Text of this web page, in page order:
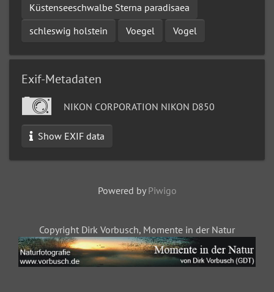
Küstenseeschwalbe Sterna paradisaea
schleswig holstein
Voegel Vogel
Exif-Metadaten
NIKON CORPORATION NIKON D850
Show EXIF data
Powered by Piwigo
Copyright Dirk Vorbusch, Momente in der Natur